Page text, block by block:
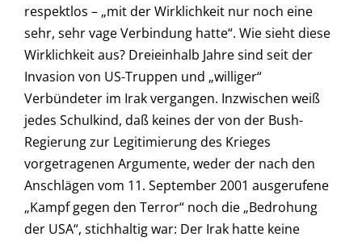
respektlos – „mit der Wirklichkeit nur noch eine
sehr, sehr vage Verbindung hatte“. Wie sieht diese
Wirklichkeit aus? Dreieinhalb Jahre sind seit der
Invasion von US-Truppen und „williger“
Verbündeter im Irak vergangen. Inzwischen weiß
jedes Schulkind, daß keines der von der Bush-
Regierung zur Legitimierung des Krieges
vorgetragenen Argumente, weder der nach den
Anschlägen vom 11. September 2001 ausgerufene
„Kampf gegen den Terror“ noch die „Bedrohung
der USA“, stichhaltig war: Der Irak hatte keine